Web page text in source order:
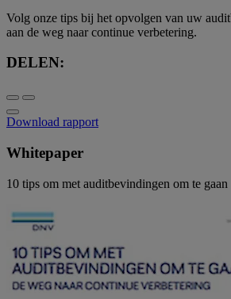
Volg onze tips bij het opvolgen van uw
aan de weg naar continue verbetering.
DELEN:
Download rapport
Whitepaper
10 tips om met auditbevindingen om te gaan